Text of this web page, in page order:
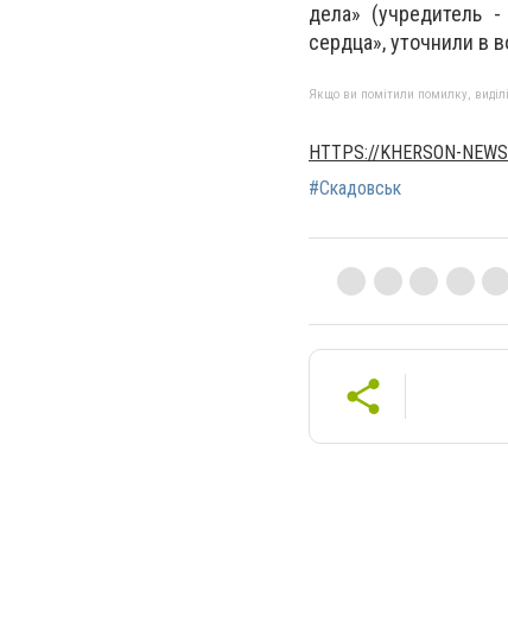
дела» (учредитель
сердца», уточнили в
Якщо ви помітили помилку,
HTTPS://KHERSON-
#Скадовськ